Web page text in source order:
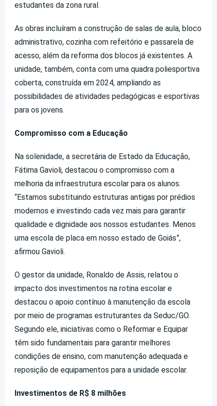
estudantes da zona rural.
As obras incluíram a construção de salas de aula, bloco
administrativo, cozinha com refeitório e passarela de
acesso, além da reforma dos blocos já existentes. A
unidade, também, conta com uma quadra poliesportiva
coberta, construída em 2024, ampliando as
possibilidades de atividades pedagógicas e esportivas
para os jovens.
Compromisso com a Educação
Na solenidade, a secretária de Estado da Educação,
Fátima Gavioli, destacou o compromisso com a
melhoria da infraestrutura escolar para os alunos.
“Estamos substituindo estruturas antigas por prédios
modernos e investindo cada vez mais para garantir
qualidade e dignidade aos nossos estudantes. Menos
uma escola de placa em nosso estado de Goiás”,
afirmou Gavioli.
O gestor da unidade, Ronaldo de Assis, relatou o
impacto dos investimentos na rotina escolar e
destacou o apoio contínuo à manutenção da escola
por meio de programas estruturantes da Seduc/GO.
Segundo ele, iniciativas como o Reformar e Equipar
têm sido fundamentais para garantir melhores
condições de ensino, com manutenção adequada e
reposição de equipamentos para a unidade escolar.
Investimentos de R$ 8 milhões